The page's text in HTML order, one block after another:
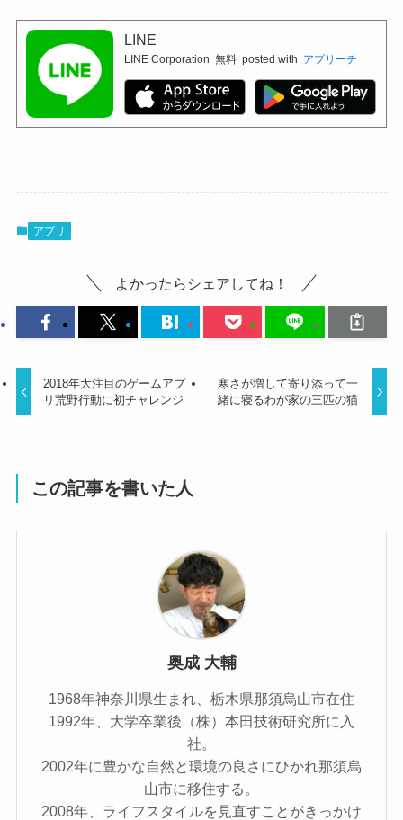
LINE
LINE Corporation 無料 posted with アプリーチ
アプリ
よかったらシェアしてね！
2018年大注目のゲームアプ
リ荒野行動に初チャレンジ
寒さが増して寄り添って一
緒に寝るわが家の三匹の猫
この記事を書いた人
奥成 大輔
1968年神奈川県生まれ、栃木県那須烏山市在住
1992年、大学卒業後（株）本田技術研究所に入
社。
2002年に豊かな自然と環境の良さにひかれ那須烏
山市に移住する。
2008年、ライフスタイルを見直すことがきっかけ